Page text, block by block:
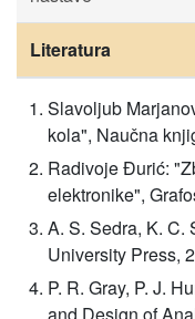
Literatura
Slavoljub
kola", Naučna
Radivoje Đurić:
elektronike",
A. S. Sedra, K. C.
University Press,
P. R. Gray, P. J.